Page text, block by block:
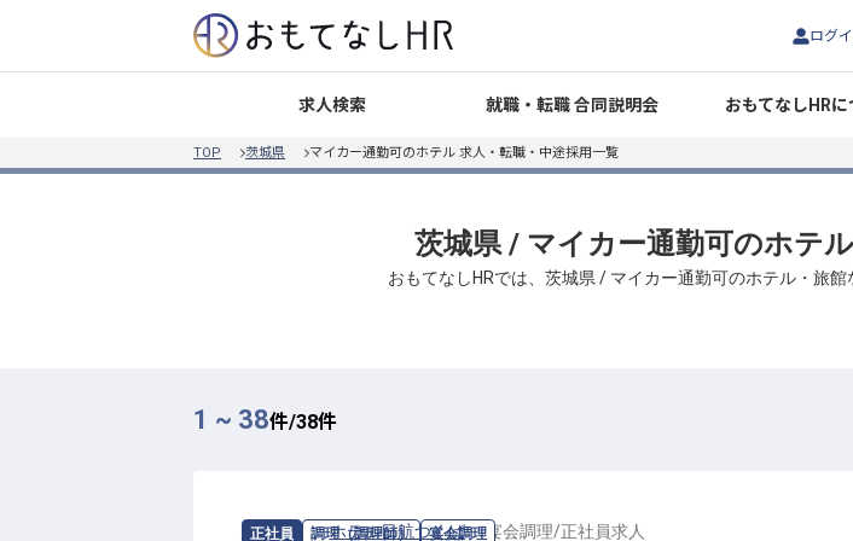
ログ
求人検索 就職・転職 合同説明会 おもてなしHRに
TOP 茨城県 マイカー通勤可のホテル 求人・転職・中途採用一覧
茨城県 / マイカー通勤可のホテ
おもてなしHRでは、茨城県 / マイカー通勤可のホテル・旅
1 ~ 38件/38件
正社員 調理（調理師） 宴会調理
求人情報：ホテル日航つくばの宴会調理/正社員求人